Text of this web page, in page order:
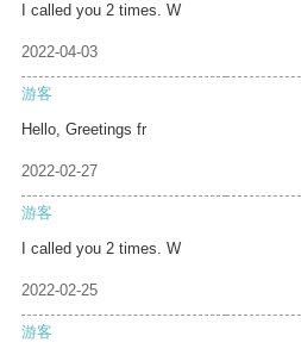
I called you 2 times. W
2022-04-03
游客
Hello, Greetings fr
2022-02-27
游客
I called you 2 times. W
2022-02-25
游客